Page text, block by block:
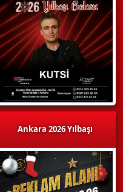
Ankara 2026 Yılbaşı